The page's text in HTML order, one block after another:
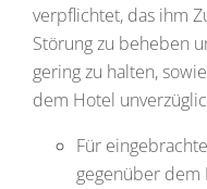
verpflichtet, das ihm
Störung zu beheben
gering zu halten,
dem Hotel
Für
gegenüber dem